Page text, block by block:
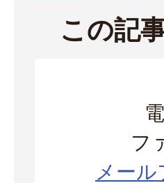
この記
フ
メー